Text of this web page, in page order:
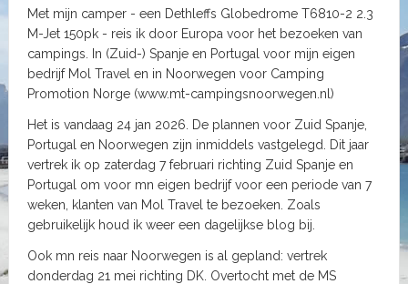
Met mijn camper - een Dethleffs Globedrome T6810-2 2.3
M-Jet 150pk - reis ik door Europa voor het bezoeken van
campings. In (Zuid-) Spanje en Portugal voor mijn eigen
bedrijf Mol Travel en in Noorwegen voor Camping
Promotion Norge (www.mt-campingsnoorwegen.nl)
Het is vandaag 24 jan 2026. De plannen voor Zuid Spanje,
Portugal en Noorwegen zijn inmiddels vastgelegd. Dit jaar
vertrek ik op zaterdag 7 februari richting Zuid Spanje en
Portugal om voor mn eigen bedrijf voor een periode van 7
weken, klanten van Mol Travel te bezoeken. Zoals
gebruikelijk houd ik weer een dagelijkse blog bij.
Ook mn reis naar Noorwegen is al gepland: vertrek
donderdag 21 mei richting DK. Overtocht met de MS